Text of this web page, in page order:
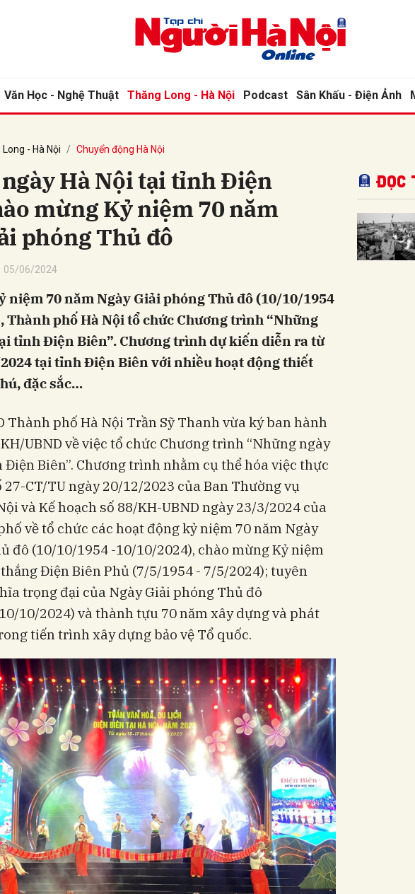
Văn Học - Nghệ Thuật Thăng Long - Hà Nội Podcast Sân Khấu - Điện Ảnh
- Hà Nội Chuyển động Hà Nội
Hà Nội tại tỉnh Điện
mừng Kỷ niệm 70 năm
phóng Thủ đô
05/06/2024
niệm 70 năm Ngày Giải phóng Thủ đô (10/10/1954
Thành phố Hà Nội tổ chức Chương trình “Những
tỉnh Điện Biên”. Chương trình dự kiến diễn ra từ
tại tỉnh Điện Biên với nhiều hoạt động thiết
đặc sắc…
Thành phố Hà Nội Trần Sỹ Thanh vừa ký ban hành
UBND về việc tổ chức Chương trình “Những ngày
Biên”. Chương trình nhằm cụ thể hóa việc thực
CT/TU ngày 20/12/2023 của Ban Thường vụ
và Kế hoạch số 88/KH-UBND ngày 23/3/2024 của
về tổ chức các hoạt động kỷ niệm 70 năm Ngày
đô (10/10/1954 -10/10/2024), chào mừng Kỷ niệm
Điện Biên Phủ (7/5/1954 - 7/5/2024); tuyên
trọng đại của Ngày Giải phóng Thủ đô
10/2024) và thành tựu 70 năm xây dựng và phát
tiến trình xây dựng bảo vệ Tổ quốc.
Đọc
Gửi